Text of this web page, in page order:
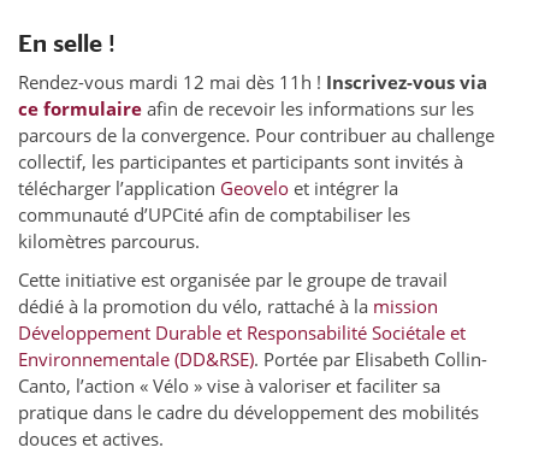
En selle !
Rendez-vous mardi 12 mai dès 11h ! Inscrivez-vous via
ce formulaire afin de recevoir les informations sur les
parcours de la convergence. Pour contribuer au challenge
collectif, les participantes et participants sont invités à
télécharger l’application Geovelo et intégrer la
communauté d’UPCité afin de comptabiliser les
kilomètres parcourus.
Cette initiative est organisée par le groupe de travail
dédié à la promotion du vélo, rattaché à la mission
Développement Durable et Responsabilité Sociétale et
Environnementale (DD&RSE). Portée par Elisabeth Collin-
Canto, l’action « Vélo » vise à valoriser et faciliter sa
pratique dans le cadre du développement des mobilités
douces et actives.